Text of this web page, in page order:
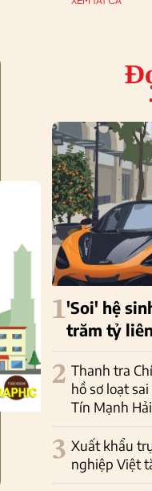
1'Soi' hệ
trăm tỷ
2 Thanh tra
hồ sơ loạt sai
Tín Mạnh
3 Xuất khẩu
nghiệp Việt